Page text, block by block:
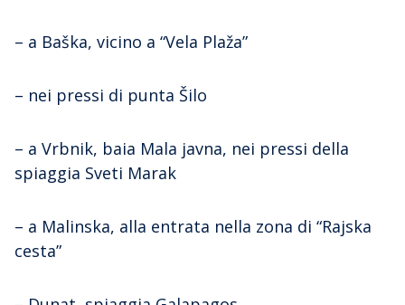
– a Baška, vicino a “Vela Plaža”
– nei pressi di punta Šilo
– a Vrbnik, baia Mala javna, nei pressi della
spiaggia Sveti Marak
– a Malinska, alla entrata nella zona di “Rajska
cesta”